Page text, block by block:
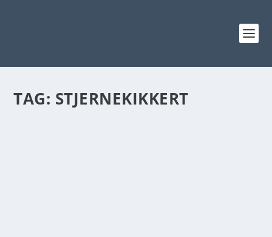
TAG: STJERNEKIKKERT